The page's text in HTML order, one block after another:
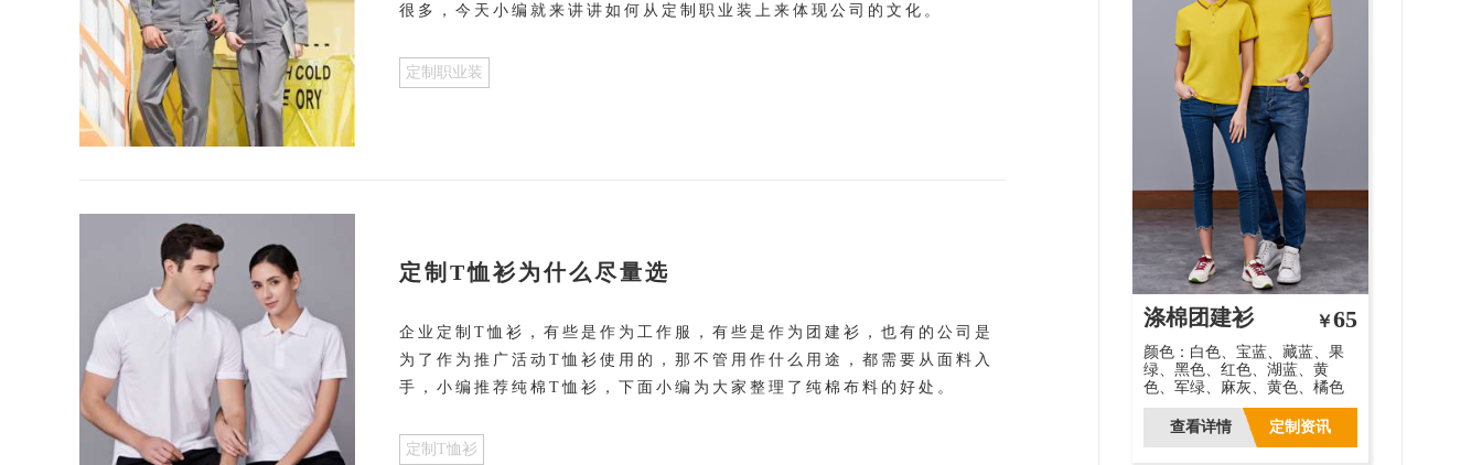
很多，今天小编就来讲讲如何从定制职业装上来体现公司的文化。
定制职业装
定制T恤衫为什么尽量选
企业定制T恤衫，有些是作为工作服，有些是作为团建衫，也有的公司是
为了作为推广活动T恤衫使用的，那不管用作什么用途，都需要从面料入
手，小编推荐纯棉T恤衫，下面小编为大家整理了纯棉布料的好处。
定制T恤衫
涤棉团建衫 ￥65
颜色：白色、宝蓝、藏蓝、果
绿、黑色、红色、湖蓝、黄
色、军绿、麻灰、黄色、橘色
查看详情 定制资讯